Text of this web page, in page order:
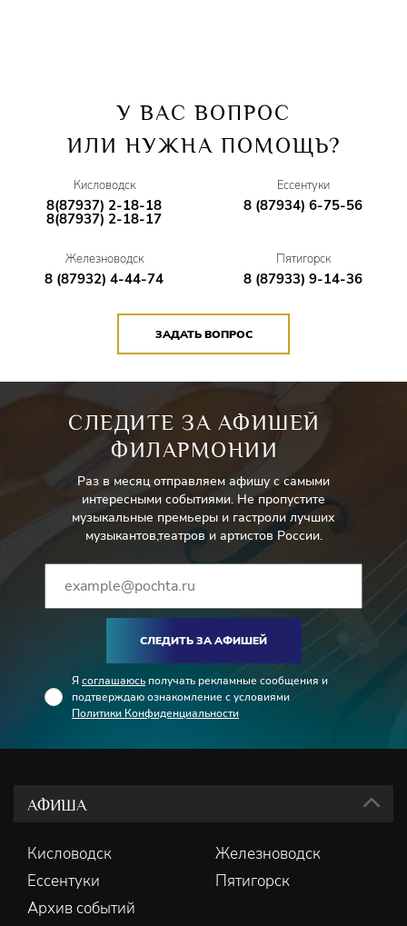
Костюмерный цех–
Диана Ледовских, Мария
Обросова
Бутафорский цех
Наталья Трифонова,
Константин Радионов
Помощник режиссёра Юлия Журавлёва
У ВАС ВОПРОС
ИЛИ НУЖНА ПОМОЩЬ?
Кисловодск
8(87937) 2-18-18
8(87937) 2-18-17
Ессентуки
8 (87934) 6-75-56
Железноводск
8 (87932) 4-44-74
Пятигорск
8 (87933) 9-14-36
ЗАДАТЬ ВОПРОС
СЛЕДИТЕ ЗА АФИШЕЙ
ФИЛАРМОНИИ
Раз в месяц отправляем афишу с самыми
интересными событиями. Не пропустите
музыкальные премьеры и гастроли лучших
музыкантов,театров и артистов России.
СЛЕДИТЬ ЗА АФИШЕЙ
Я соглашаюсь получать рекламные сообщения и
подтверждаю ознакомление с условиями
Политики Конфиденциальности
АФИША
Кисловодск
Железноводск
Ессентуки
Пятигорск
Архив событий